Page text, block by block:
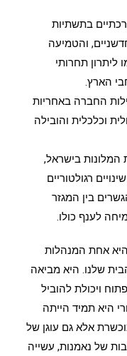
בתשתיות
והטמיעה
תחרותי
הארץ.
החברה באחריות
וכלכלית והובילה
המלונות בישראל,
רגולטוריים
בין המגזר
לענף כולו.
אחת המנהלות
שלנו. היא מביאה
ויכולת להוביל
היא תמיד הייתה
אלא גם עוגן של
של נאמנות, עשייה